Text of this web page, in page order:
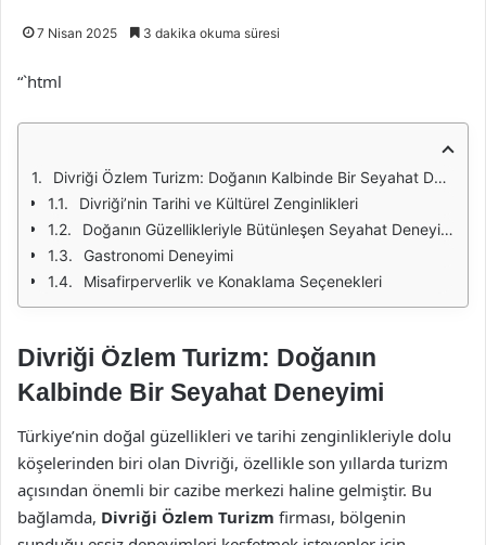
7 Nisan 2025 3 dakika okuma süresi
“`html
Divriği Özlem Turizm: Doğanın Kalbinde Bir Seyahat Deneyimi
Divriği’nin Tarihi ve Kültürel Zenginlikleri
Doğanın Güzellikleriyle Bütünleşen Seyahat Deneyimi
Gastronomi Deneyimi
Misafirperverlik ve Konaklama Seçenekleri
Divriği Özlem Turizm: Doğanın
Kalbinde Bir Seyahat Deneyimi
Türkiye’nin doğal güzellikleri ve tarihi zenginlikleriyle dolu
köşelerinden biri olan Divriği, özellikle son yıllarda turizm
açısından önemli bir cazibe merkezi haline gelmiştir. Bu
bağlamda, Divriği Özlem Turizm firması, bölgenin